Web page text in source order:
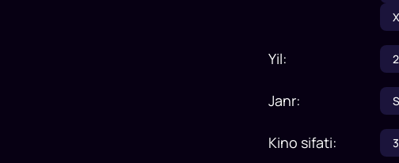
Yil:
Janr:
Kino sifati: